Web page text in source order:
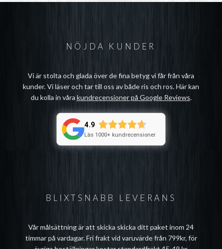
BLIXTSNABB LEVERANS
Vår målsättning är att skicka skicka ditt paket inom 24
timmar på vardagar. Fri frakt vid varuvärde från 799kr, för
NÖJDA KUNDER
Vi är stolta och glada över de fina betyg vi får från våra
kunder. Vi läser och tar till oss av både ris och ros. Här kan
du kolla in våra kundrecensioner på Google Reviews.
4.9
Läs 1000+ kundrecensioner